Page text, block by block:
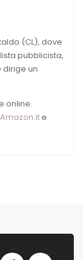
(CL), dove
pubblicista,
dirige un
online.
Amazon.ite